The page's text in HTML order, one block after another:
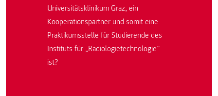
Universitätsklinikum Graz, ein
Kooperationspartner und somit eine
Praktikumsstelle für Studierende des
Instituts für „Radiologietechnologie”
ist?